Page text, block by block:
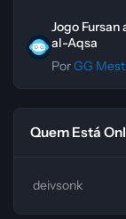
Jogo
al-Aqsa
PorGG
Quem Está
deivsonk